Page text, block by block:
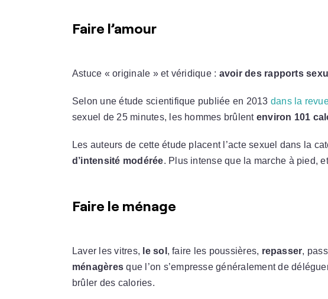
Faire l’amour
Astuce « originale » et véridique : avoir des rapports
Selon une étude scientifique publiée en 2013 dans la
sexuel de 25 minutes, les hommes brûlent environ 101
Les auteurs de cette étude placent l’acte sexuel dans la
d’intensité modérée. Plus intense que la marche à pied,
Faire le ménage
Laver les vitres, le sol , faire les poussières, repasser,
ménagères que l’on s’empresse généralement de
brûler des calories.